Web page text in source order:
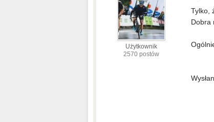
Użytkownik
2570 postów
Tylko,
Dobra